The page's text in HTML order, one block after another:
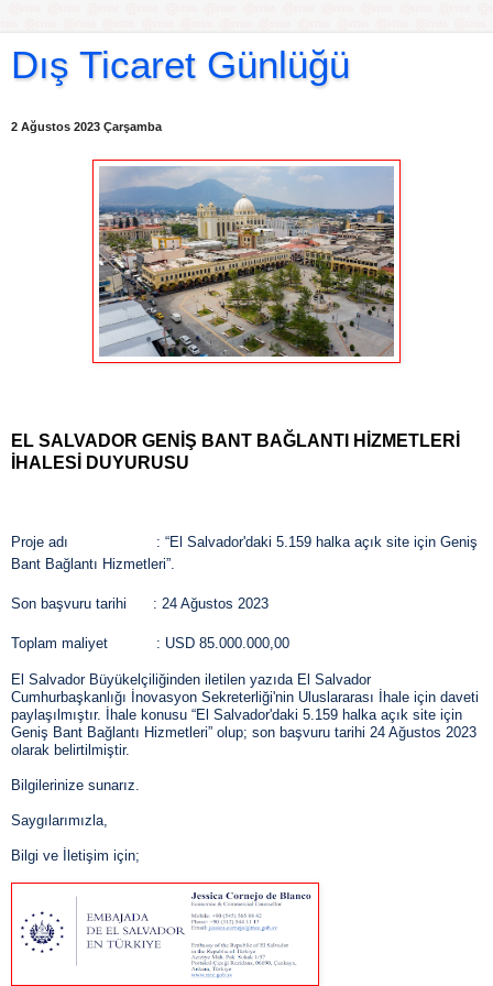
Dış Ticaret Günlüğü
2 Ağustos 2023 Çarşamba
EL SALVADOR GENİŞ BANT BAĞLANTI HİZMETLERİ
İHALESİ DUYURUSU
Proje adı : “El Salvador'daki 5.159 halka açık site için Geniş
Bant Bağlantı Hizmetleri”.
Son başvuru tarihi : 24 Ağustos 2023
Toplam maliyet : USD 85.000.000,00
El Salvador Büyükelçiliğinden iletilen yazıda El Salvador
Cumhurbaşkanlığı İnovasyon Sekreterliği'nin Uluslararası İhale için daveti
paylaşılmıştır. İhale konusu “El Salvador'daki 5.159 halka açık site için
Geniş Bant Bağlantı Hizmetleri” olup; son başvuru tarihi 24 Ağustos 2023
olarak belirtilmiştir.
Bilgilerinize sunarız.
Saygılarımızla,
Bilgi ve İletişim için;